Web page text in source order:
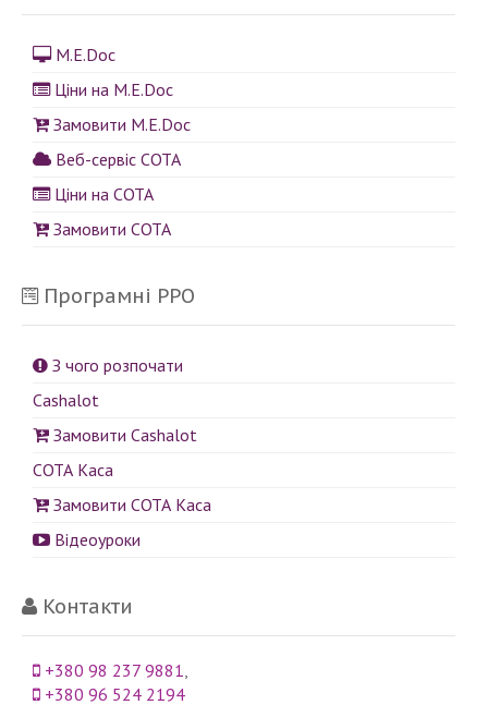
M.E.Doc
Ціни на M.E.Doc
Замовити M.E.Doc
Веб-сервіс СОТА
Ціни на СОТА
Замовити СОТА
Програмні РРО
З чого розпочати
Cashalot
Замовити Cashalot
СОТА Каса
Замовити СОТА Каса
Відеоуроки
Контакти
+380 98 237 9881,
+380 96 524 2194